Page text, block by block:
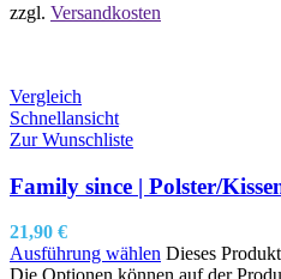
zzgl. Versandkosten
Vergleich
Schnellansicht
Zur Wunschliste
Family since | Polster/
21,90 €
Ausführung wählen Dieses